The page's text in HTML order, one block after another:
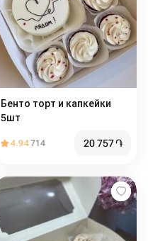
Бенто торт и капкейки
5шт
4.94714 20 757֏